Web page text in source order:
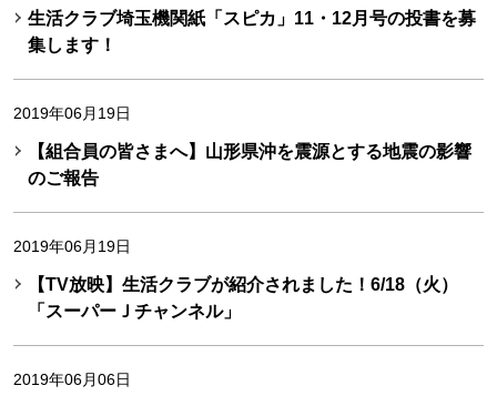
生活クラブ埼玉機関紙「スピカ」11・12月号の投書を募
集します！
2019年06月19日
【組合員の皆さまへ】山形県沖を震源とする地震の影響
のご報告
2019年06月19日
【TV放映】生活クラブが紹介されました！6/18（火）
「スーパーＪチャンネル」
2019年06月06日